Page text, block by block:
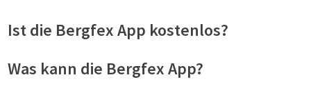
Ist die Bergfex App kostenlos?
Was kann die Bergfex App?